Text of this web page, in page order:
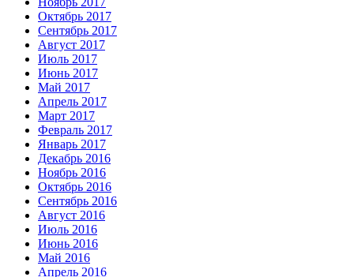
Октябрь 2017
Сентябрь 2017
Август 2017
Июль 2017
Июнь 2017
Май 2017
Апрель 2017
Март 2017
Февраль 2017
Январь 2017
Декабрь 2016
Ноябрь 2016
Октябрь 2016
Сентябрь 2016
Август 2016
Июль 2016
Июнь 2016
Май 2016
Апрель 2016